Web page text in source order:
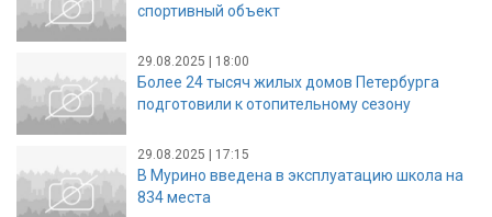
спортивный объект
29.08.2025 | 18:00
Более 24 тысяч жилых домов Петербурга
подготовили к отопительному сезону
29.08.2025 | 17:15
В Мурино введена в эксплуатацию школа на
834 места